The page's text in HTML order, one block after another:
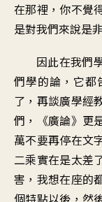
在那裡，你不覺
是對我們來說是
因此在我們
們學的論，它都
了，再談廣學經
們，《廣論》更
萬不要再停在文
二乘實在是太差
害，我想在座的